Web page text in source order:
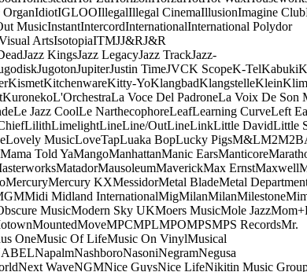
IdiotIGLOOIllegalIllegal CinemaIllusionImagine Club
MusicInstantIntercordInternationalInternational Polydor
ArtsIsotopiaITMJJ&RJ&R
Jazz KingsJazz LegacyJazz TrackJazz-
JugotonJupiterJustin TimeJVCK ScopeK-TelKabuki
KismetKitchenwareKitty-YoKlangbadKlangstelleKlein
KuronekoL'OrchestraLa Voce Del PadroneLa Voix De Son
Le Jazz CoolLe NarthecophoreLeafLearning CurveLeft
LilithLimelightLineLine/OutLineLinkLittle DavidLittle
Lovely MusicLoveTapLuaka BopLucky PigsM&LM2
Mama Told YaMangoManhattanManic EarsManticore
MatadorMausoleumMaverickMax ErnstMaxwell
MercuryMercury KXMessidorMetal BladeMetal
Midi Midland InternationalMigMilanMilanMilestone
MusicModern Sky UKMoers MusicMole Jazz
MountedMoveMPCMPLMPOMPSMPS RecordsMr.
OneMusic Of LifeMusic On VinylMusical
NapalmNashboroNasoniNegramNegusa
Next WaveNGMNice GuysNice LifeNikitin Music